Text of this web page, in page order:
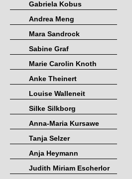
Gabriela Kobus
Andrea Meng
Mara Sandrock
Sabine Graf
Marie Carolin Knoth
Anke Theinert
Louise Walleneit
Silke Silkborg
Anna-Maria Kursawe
Tanja Selzer
Anja Heymann
Judith Miriam Escherlor